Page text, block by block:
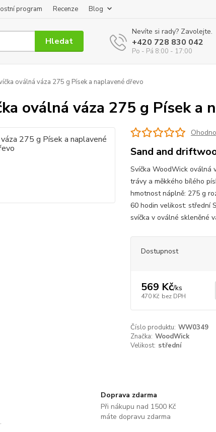
program Recenze Blog
Hledat
Nevíte si rady? Zavolejte.
+420 728 830 042
Po - Pá 8:00 - 17:00
oválná váza 275 g Písek a naplavené dřevo
oválná váza 275 g Písek a
Sand and
Svíčka WoodWick oválná
trávy a měkkého bílého
hmotnost náplně: 275 g
60 hodin velikost: střední
svíčka v oválné skleněné
Dostupnost
569 Kč/ks
470 Kč bez DPH
Číslo produktu: WW0349
Značka: WoodWick
Velikost: střední
Doprava zdarma
Při nákupu nad 1500 Kč
máte dopravu zdarma